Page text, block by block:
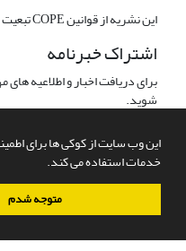
این وب سایت از کوکی ها برای
خدمات استفاده می کند.
متوجه شدم
این نشریه از قوانین COPE تبعیت میکند.
اشتراک خبرنامه
برای دریافت اخبار و اطلاعیه
شوید.
سامانه مدیریت نشریات علمی.